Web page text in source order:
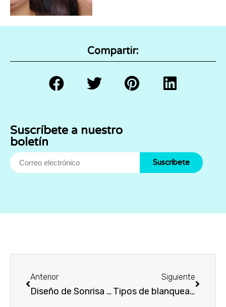
Compartir:
Suscríbete a nuestro
boletín
Suscríbete
Anterior
Diseño de Sonrisa en Resina: Belleza, Funcionalidad y Tecnología en una Sonrisa Perfecta
Siguiente
Tipos de blanqueamiento dental: cuál es el mejor para tu sonrisa